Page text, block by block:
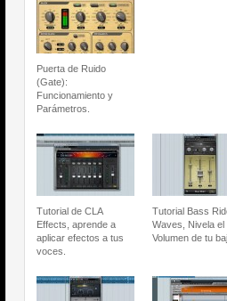
Puerta de Ruido
(Gate):
Funcionamiento y
Parámetros.
Tutorial de CLA
Effects, aprende a
aplicar efectos a tus
voces.
Tutorial Bass
Waves, Nivela el
Volumen de tu